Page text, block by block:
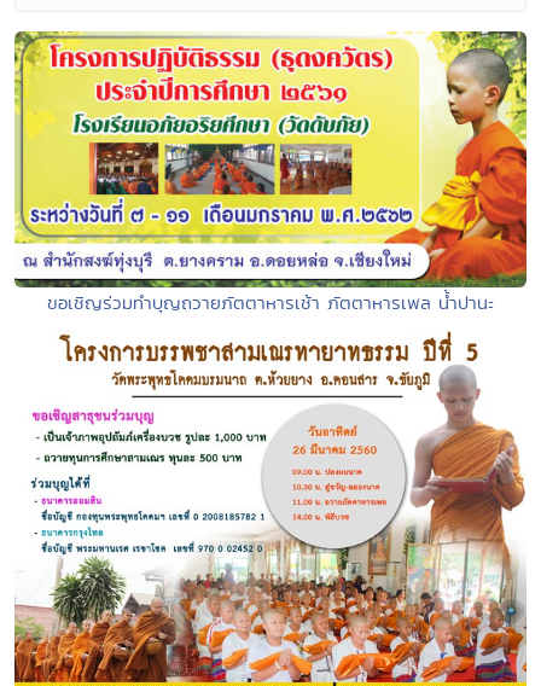
ขอเชิญร่วมทำบุญถวายภัตตาหารเช้า ภัตตาหารเพล น้ำปานะ